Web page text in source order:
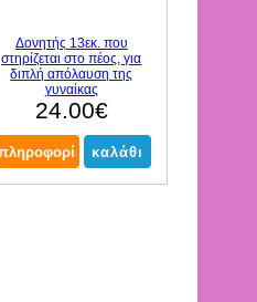
Δονητής 13εκ. που
στηρίζεται στο πέος, για
διπλή απόλαυση της
γυναίκας
24.00€